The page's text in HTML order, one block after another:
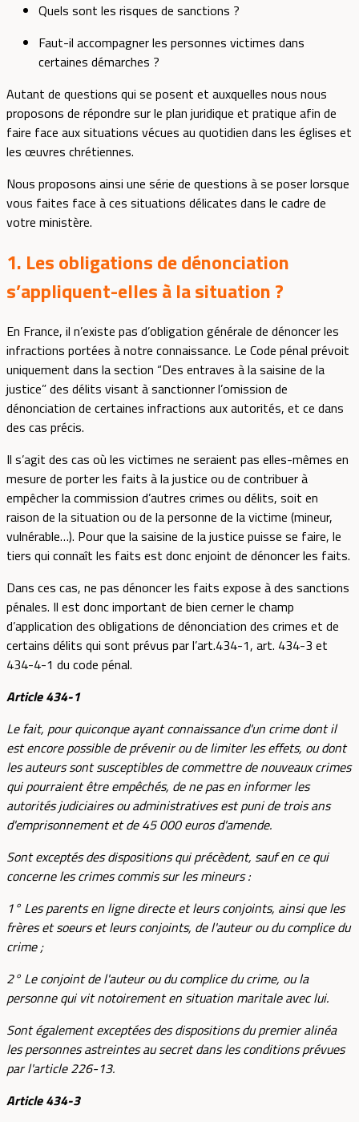
Quels sont les risques de sanctions ?
Faut-il accompagner les personnes victimes dans
certaines démarches ?
Autant de questions qui se posent et auxquelles nous nous
proposons de répondre sur le plan juridique et pratique afin de
faire face aux situations vécues au quotidien dans les églises et
les œuvres chrétiennes.
Nous proposons ainsi une série de questions à se poser lorsque
vous faites face à ces situations délicates dans le cadre de
votre ministère.
1. Les obligations de dénonciation
s’appliquent-elles à la situation ?
En France, il n’existe pas d’obligation générale de dénoncer les
infractions portées à notre connaissance. Le Code pénal prévoit
uniquement dans la section “Des entraves à la saisine de la
justice” des délits visant à sanctionner l’omission de
dénonciation de certaines infractions aux autorités, et ce dans
des cas précis.
Il s’agit des cas où les victimes ne seraient pas elles-mêmes en
mesure de porter les faits à la justice ou de contribuer à
empêcher la commission d’autres crimes ou délits, soit en
raison de la situation ou de la personne de la victime (mineur,
vulnérable…). Pour que la saisine de la justice puisse se faire, le
tiers qui connaît les faits est donc enjoint de dénoncer les faits.
Dans ces cas, ne pas dénoncer les faits expose à des sanctions
pénales. Il est donc important de bien cerner le champ
d’application des obligations de dénonciation des crimes et de
certains délits qui sont prévus par l’art.434-1, art. 434-3 et
434-4-1 du code pénal.
Article 434-1
Le fait, pour quiconque ayant connaissance d'un crime dont il
est encore possible de prévenir ou de limiter les effets, ou dont
les auteurs sont susceptibles de commettre de nouveaux crimes
qui pourraient être empêchés, de ne pas en informer les
autorités judiciaires ou administratives est puni de trois ans
d'emprisonnement et de 45 000 euros d'amende.
Sont exceptés des dispositions qui précèdent, sauf en ce qui
concerne les crimes commis sur les mineurs :
1° Les parents en ligne directe et leurs conjoints, ainsi que les
frères et soeurs et leurs conjoints, de l'auteur ou du complice du
crime ;
2° Le conjoint de l'auteur ou du complice du crime, ou la
personne qui vit notoirement en situation maritale avec lui.
Sont également exceptées des dispositions du premier alinéa
les personnes astreintes au secret dans les conditions prévues
par l'article 226-13.
Article 434-3